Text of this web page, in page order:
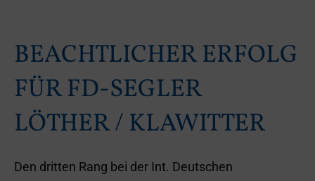
BEACHTLICHER ERFOLG
FÜR FD-SEGLER
LÖTHER / KLAWITTER
Den dritten Rang bei der Int. Deutschen